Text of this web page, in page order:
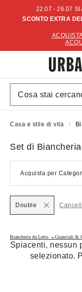
22.07 - 26.07 SI
SCONTO EXTRA
Casa e stile di vita
Set di
Acquista per
Double
Biancheria da Letto →Guanciali &
Spiacenti, nessun
selezionato.